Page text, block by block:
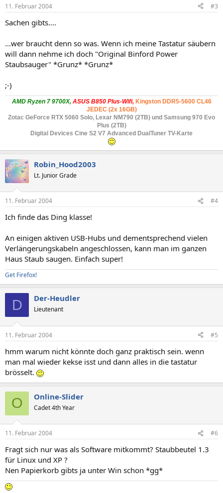
11. Februar 2004 #3
Sachen gibts....
...wer braucht denn so was. Wenn ich meine Tastatur säubern
will dann nehme ich doch "Original Binford Power
Staubsauger" *Grunz* *Grunz*
;-)
AMD Ryzen 7 9700X, ASUS B850 Plus-Wifi, Kingston DDR5-5600 CL46
JEDEC (2x 16GB)
Zotac GeForce RTX 5060 Solo, Lexar NM790 (2TB) und Samsung 970 Evo
Plus (2TB)
Digital Devices Cine S2 V7 Advanced DualTuner TV-Karte
Robin_Hood2003
Lt. Junior Grade
11. Februar 2004 #4
Ich finde das Ding klasse!
An einigen aktiven USB-Hubs und dementsprechend vielen
Verlängerungskabeln angeschlossen, kann man im ganzen
Haus Staub saugen. Einfach super!
Get Firefox!
D Der-Heudler
Lieutenant
11. Februar 2004 #5
hmm warum nicht könnte doch ganz praktisch sein. wenn
man mal wieder kekse isst und dann alles in die tastatur
brösselt.
O Online-Slider
Cadet 4th Year
11. Februar 2004 #6
Fragt sich nur was als Software mitkommt? Staubbeutel 1.3
für Linux und XP ?
Nen Papierkorb gibts ja unter Win schon *gg*